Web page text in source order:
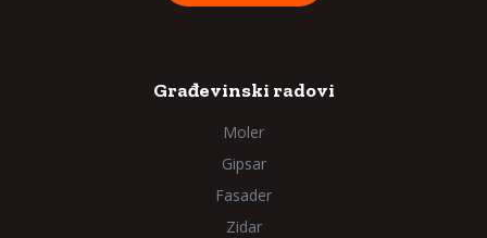
Građevinski radovi
Moler
Gipsar
Fasader
Zidar